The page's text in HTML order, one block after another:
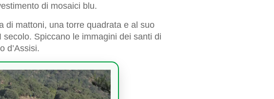
di mosaici blu.
di mattoni, una torre quadrata e al suo
Spiccano le immagini dei santi di
d’Assisi.